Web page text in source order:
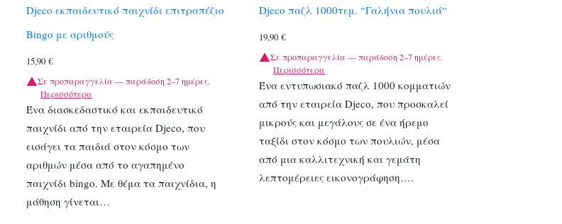
Djeco εκπαιδευτικό παιχνίδι επιτραπέζιο
Bingo με αριθμούς
15,90 €
Σε προπαραγγελία — παράδοση 2–7 ημέρες.
Περισσότερα
Ένα διασκεδαστικό και εκπαιδευτικό
παιχνίδι από την εταιρεία Djeco, που
εισάγει τα παιδιά στον κόσμο των
αριθμών μέσα από το αγαπημένο
παιχνίδι bingo. Με θέμα τα παιχνίδια, η
μάθηση γίνεται…
Djeco παζλ 1000τεμ. “Γαλήνια πουλιά“
19,90€
Σε προπαραγγελία — παράδοση 2–7 ημέρες.
Περισσότερα
Ένα εντυπωσιακό παζλ 1000 κομματιών
από την εταιρεία Djeco, που προσκαλεί
μικρούς και μεγάλους σε ένα ήρεμο
ταξίδι στον κόσμο των πουλιών, μέσα
από μια καλλιτεχνική και γεμάτη
λεπτομέρειες εικονογράφηση….